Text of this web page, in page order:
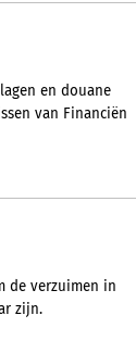
en douane
van Financiën
de verzuimen in
zijn.